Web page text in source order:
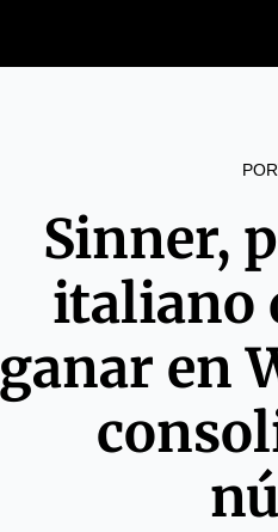
Sinner,
italiano
ganar en